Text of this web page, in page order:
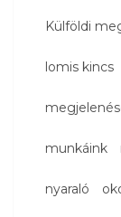
Külföldi
lomis kincs
munkáink
nyaraló